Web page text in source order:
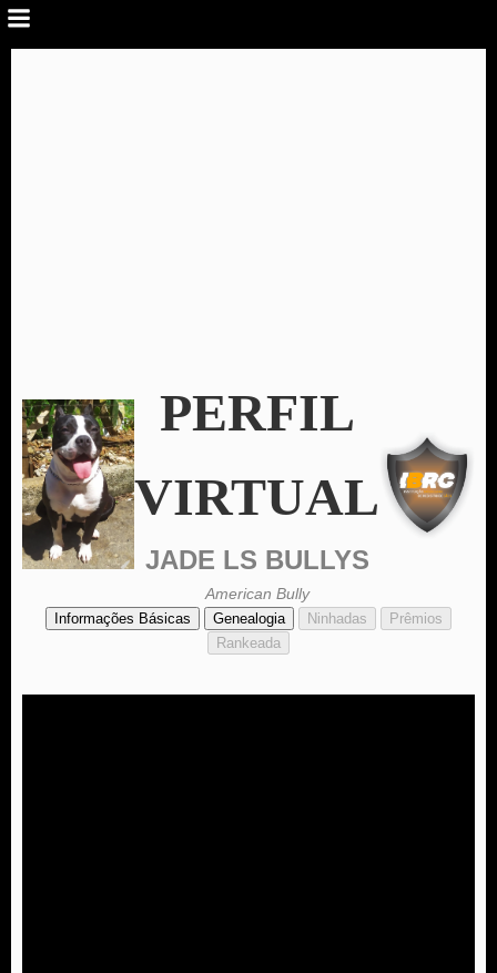
PERFIL
VIRTUAL
JADE LS BULLYS
American Bully
Informações Básicas Genealogia Ninhadas
Prêmios
Rankeada